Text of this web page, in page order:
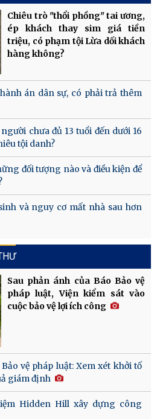
Chiêu trò "thổi phồng" tai ương,
ép khách thay sim giá tiền
triệu, có phạm tội Lừa dối khách
hàng không?
án dân sự, có phải trả thêm
chưa đủ 13 tuổi đến dưới 16
tội danh?
đối tượng nào và điều kiện để
và nguy cơ mất nhà sau hơn
Sau phản ánh của Báo Bảo vệ
pháp luật, Viện kiểm sát vào
cuộc bảo vệ lợi ích công
vệ pháp luật: Xem xét khởi tố
giám định
Hidden Hill xây dựng công